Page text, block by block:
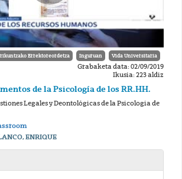
Errektoreordetza Inguruan Vida Universitaria
Grabaketa data: 02/09/2019
Ikusia: 223 aldiz
de la Psicología de los RR.HH.
Legales y Deontológicas de la Psicologia de
ENRIQUE